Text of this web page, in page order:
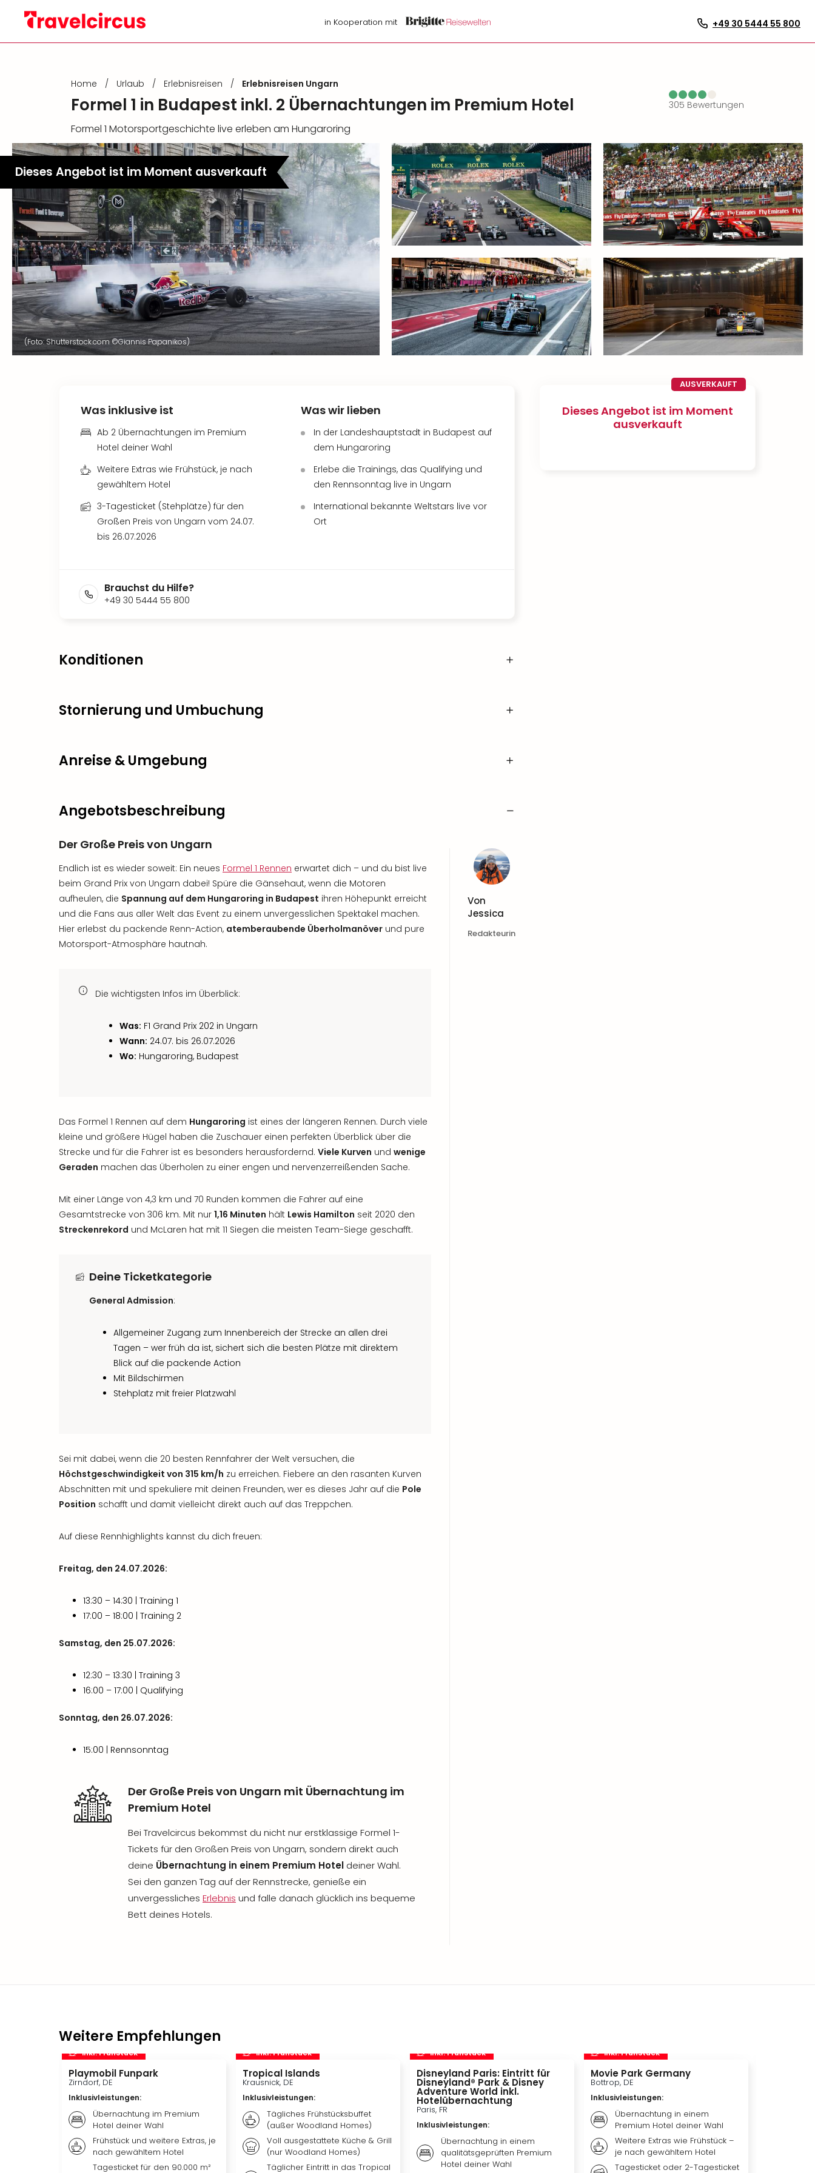
in Kooperation mit +49 30 5444 55 800
Home / Urlaub / Erlebnisreisen / Erlebnisreisen Ungarn
Formel 1 in Budapest inkl. 2 Übernachtungen im Premium Hotel 305 Bewertungen
Formel 1 Motorsportgeschichte live erleben am Hungaroring
Dieses Angebot ist im Moment ausverkauft
(Foto: Shutterstock.com ©Giannis Papanikos)
AUSVERKAUFT
Dieses Angebot ist im Moment
ausverkauft
Was inklusive ist
Ab 2 Übernachtungen im Premium
Hotel deiner Wahl
Weitere Extras wie Frühstück, je nach
gewähltem Hotel
3-Tagesticket (Stehplätze) für den
Großen Preis von Ungarn vom 24.07.
bis 26.07.2026
Was wir lieben
In der Landeshauptstadt in Budapest auf
dem Hungaroring
Erlebe die Trainings, das Qualifying und
den Rennsonntag live in Ungarn
International bekannte Weltstars live vor
Ort
Brauchst du Hilfe?
+49 30 5444 55 800
Konditionen
Stornierung und Umbuchung
Anreise & Umgebung
Angebotsbeschreibung
Der Große Preis von Ungarn
Endlich ist es wieder soweit: Ein neues Formel 1 Rennen erwartet dich – und du bist live
beim Grand Prix von Ungarn dabei! Spüre die Gänsehaut, wenn die Motoren
aufheulen, die Spannung auf dem Hungaroring in Budapest ihren Höhepunkt erreicht
und die Fans aus aller Welt das Event zu einem unvergesslichen Spektakel machen.
Hier erlebst du packende Renn-Action, atemberaubende Überholmanöver und pure
Motorsport-Atmosphäre hautnah.
Die wichtigsten Infos im Überblick:
Was: F1 Grand Prix 202 in Ungarn
Wann: 24.07. bis 26.07.2026
Wo: Hungaroring, Budapest
Das Formel 1 Rennen auf dem Hungaroring ist eines der längeren Rennen. Durch viele
kleine und größere Hügel haben die Zuschauer einen perfekten Überblick über die
Strecke und für die Fahrer ist es besonders herausfordernd. Viele Kurven und wenige
Geraden machen das Überholen zu einer engen und nervenzerreißenden Sache.
Mit einer Länge von 4,3 km und 70 Runden kommen die Fahrer auf eine
Gesamtstrecke von 306 km. Mit nur 1,16 Minuten hält Lewis Hamilton seit 2020 den
Streckenrekord und McLaren hat mit 11 Siegen die meisten Team-Siege geschafft.
Deine Ticketkategorie
General Admission:
Allgemeiner Zugang zum Innenbereich der Strecke an allen drei
Tagen – wer früh da ist, sichert sich die besten Plätze mit direktem
Blick auf die packende Action
Mit Bildschirmen
Stehplatz mit freier Platzwahl
Sei mit dabei, wenn die 20 besten Rennfahrer der Welt versuchen, die
Höchstgeschwindigkeit von 315 km/h zu erreichen. Fiebere an den rasanten Kurven
Abschnitten mit und spekuliere mit deinen Freunden, wer es dieses Jahr auf die Pole
Position schafft und damit vielleicht direkt auch auf das Treppchen.
Auf diese Rennhighlights kannst du dich freuen:
Freitag, den 24.07.2026:
13:30 – 14:30 | Training 1
17:00 – 18:00 | Training 2
Samstag, den 25.07.2026:
12:30 – 13:30 | Training 3
16:00 – 17:00 | Qualifying
Sonntag, den 26.07.2026:
15:00 | Rennsonntag
Der Große Preis von Ungarn mit Übernachtung im
Premium Hotel
Bei Travelcircus bekommst du nicht nur erstklassige Formel 1-
Tickets für den Großen Preis von Ungarn, sondern direkt auch
deine Übernachtung in einem Premium Hotel deiner Wahl.
Sei den ganzen Tag auf der Rennstrecke, genieße ein
unvergessliches Erlebnis und falle danach glücklich ins bequeme
Bett deines Hotels.
Von
Jessica
Redakteurin
Weitere Empfehlungen
inkl. Frühstück
Playmobil Funpark
Zirndorf, DE
Inklusivleistungen:
Übernachtung im Premium
Hotel deiner Wahl
Frühstück und weitere Extras, je
nach gewähltem Hotel
Tagesticket für den 90.000 m²
inkl. Frühstück
Tropical Islands
Krausnick, DE
Inklusivleistungen:
Tägliches Frühstücksbuffet
(außer Woodland Homes)
Voll ausgestattete Küche & Grill
(nur Woodland Homes)
Täglicher Eintritt in das Tropical
inkl. Frühstück
Disneyland Paris: Eintritt für
Disneyland® Park & Disney
Adventure World inkl.
Hotelübernachtung
Paris, FR
Inklusivleistungen:
Übernachtung in einem
qualitätsgeprüften Premium
Hotel deiner Wahl
inkl. Frühstück
Movie Park Germany
Bottrop, DE
Inklusivleistungen:
Übernachtung in einem
Premium Hotel deiner Wahl
Weitere Extras wie Frühstück –
je nach gewähltem Hotel
Tagesticket oder 2-Tagesticket